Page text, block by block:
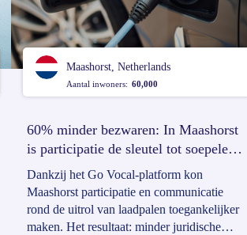
Maashorst, Netherlands
Aantal inwoners: 60,000
60% minder bezwaren: In Maashorst
is participatie de sleutel tot soepele
uitrol van beleid
Dankzij het Go Vocal-platform kon
Maashorst participatie en communicatie
rond de uitrol van laadpalen toegankelijker
maken. Het resultaat: minder juridische